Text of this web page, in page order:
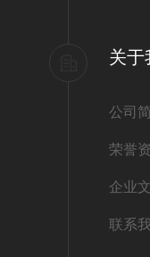
关于
公司
荣誉
企业
联系